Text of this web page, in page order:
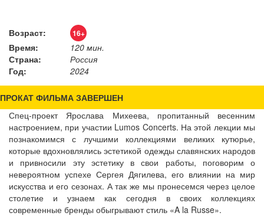
Возраст: 16+
Время:
120 мин.
Страна:
Россия
Год:
2024
ПРОКАТ ФИЛЬМА ЗАВЕРШЕН
Спец-проект Ярослава Михеева, пропитанный весенним
настроением, при участии Lumos Concerts. На этой лекции мы
познакомимся с лучшими коллекциями великих кутюрье,
которые вдохновлялись эстетикой одежды славянских народов
и привносили эту эстетику в свои работы, поговорим о
невероятном успехе Сергея Дягилева, его влиянии на мир
искусства и его сезонах. А так же мы пронесемся через целое
столетие и узнаем как сегодня в своих коллекциях
современные бренды обыгрывают стиль «A la Russe».